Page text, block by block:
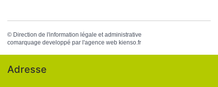
© Direction de l'information légale et administrative
comarquage developpé par l'agence web kienso.fr
Adresse